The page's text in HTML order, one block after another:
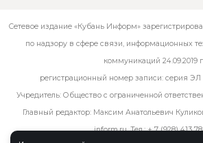
Сетевое издание «Кубань Информ»
по надзору в сфере связи, информационных
коммуникаций 24.09.2019
регистрационный номер записи: серия
Учредитель: Общество с ограниченной
Главный редактор: Максим Анатольевич
inform.ru. Тел.:+ 7 (928) 413